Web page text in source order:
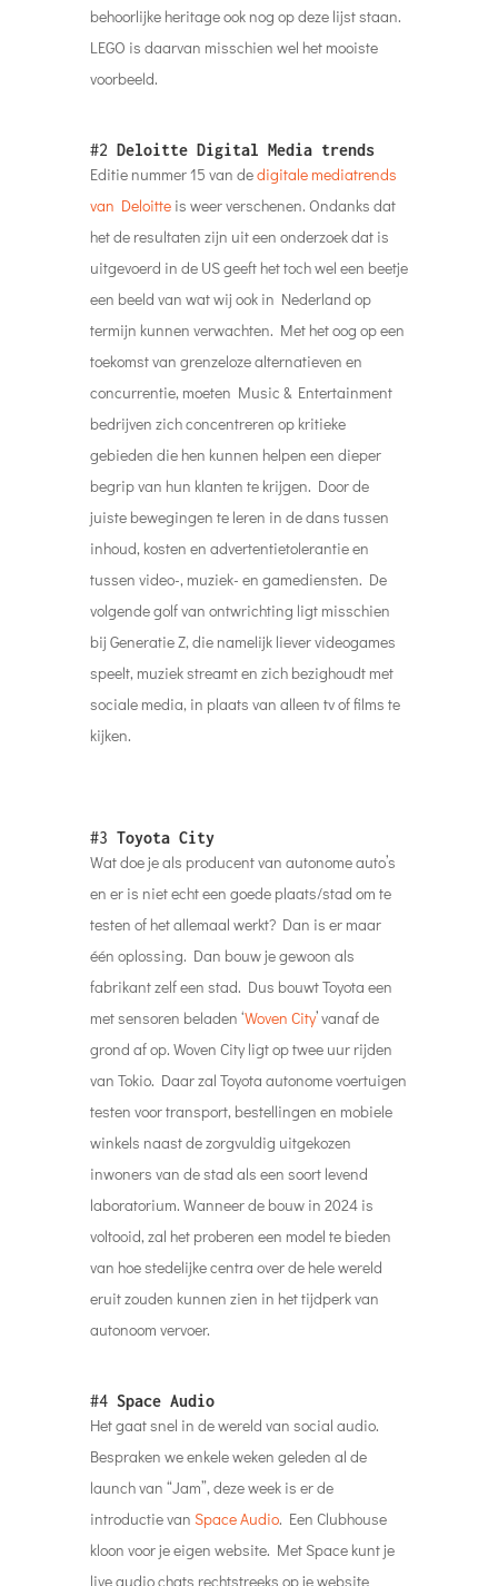
behoorlijke heritage ook nog op deze lijst staan.
LEGO is daarvan misschien wel het mooiste
voorbeeld.
#2 Deloitte Digital Media trends
Editie nummer 15 van dedigitale mediatrends
van Deloitteis weer verschenen. Ondanks dat
het de resultaten zijn uit een onderzoek dat is
uitgevoerd in de US geeft het toch wel een beetje
een beeld van wat wij ook in Nederland op
termijn kunnen verwachten. Met het oog op een
toekomst van grenzeloze alternatieven en
concurrentie, moeten Music & Entertainment
bedrijven zich concentreren op kritieke
gebieden die hen kunnen helpen een dieper
begrip van hun klanten te krijgen. Door de
juiste bewegingen te leren in de dans tussen
inhoud, kosten en advertentietolerantie en
tussen video-, muziek- en gamediensten. De
volgende golf van ontwrichting ligt misschien
bij Generatie Z, die namelijk liever videogames
speelt, muziek streamt en zich bezighoudt met
sociale media, in plaats van alleen tv of films te
kijken.
#3 Toyota City
Wat doe je als producent van autonome auto’s
en er is niet echt een goede plaats/stad om te
testen of het allemaal werkt? Dan is er maar
één oplossing. Dan bouw je gewoon als
fabrikant zelf een stad. Dus bouwt Toyota een
met sensoren beladen ‘Woven City’ vanaf de
grond af op. Woven City ligt op twee uur rijden
van Tokio. Daar zal Toyota autonome voertuigen
testen voor transport, bestellingen en mobiele
winkels naast de zorgvuldig uitgekozen
inwoners van de stad als een soort levend
laboratorium. Wanneer de bouw in 2024 is
voltooid, zal het proberen een model te bieden
van hoe stedelijke centra over de hele wereld
eruit zouden kunnen zien in het tijdperk van
autonoom vervoer.
#4 Space Audio
Het gaat snel in de wereld van social audio.
Bespraken we enkele weken geleden al de
launch van “Jam”, deze week is er de
introductie van Space Audio. Een Clubhouse
kloon voor je eigen website. Met Space kunt je
live audio chats rechtstreeks op je website